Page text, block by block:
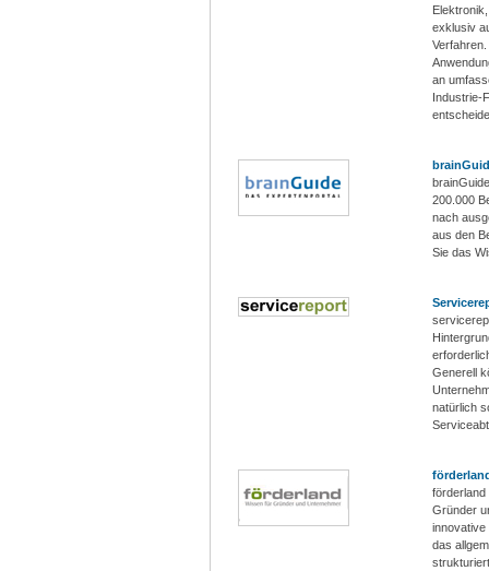
exklusiv
an
Industrie-
200.000
nach
aus den
Sie das
Generell
natürlich
förderland
Gründer
innovative
das